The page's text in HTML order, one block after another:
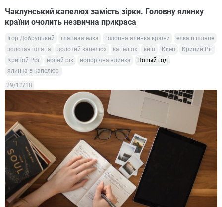
Чаклунський капелюх замість зірки. Головну ялинку
країни очолить незвична прикраса
Ігор Добруцький главная елка головна ялинка країни
елка в шляпе
золотая шляпа
золотий капелюх капелюх київ Киев
Кривий Ріг
Кривой Рог
новий рік новорічна ялинка
Новый год
ялинка в капелюсі
29/12/18